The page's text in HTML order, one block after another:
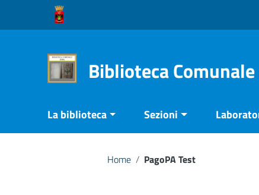
Vai ai contenuti
Vai al menu di navigazione
Biblioteca
La biblioteca Sezioni
Home / PagoPA Test